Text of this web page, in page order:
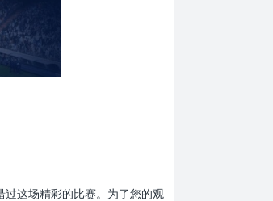
这场精彩的比赛。为了您的观